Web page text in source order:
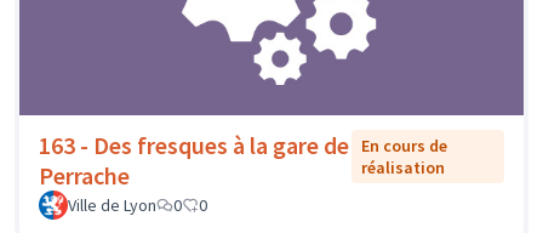
163 - Des fresques à la gare de
Perrache
En cours de
réalisation
Ville de Lyon
0 0